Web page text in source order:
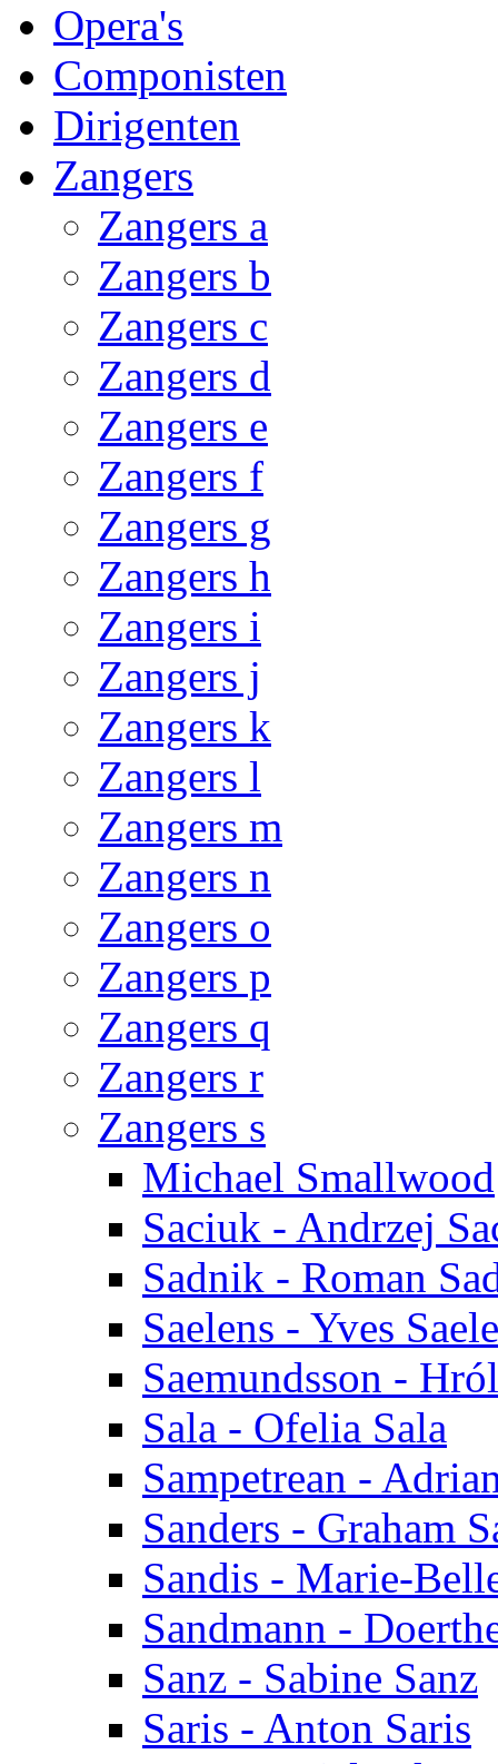
Opera's
Componisten
Dirigenten
Zangers
Zangers a
Zangers b
Zangers c
Zangers d
Zangers e
Zangers f
Zangers g
Zangers h
Zangers i
Zangers j
Zangers k
Zangers l
Zangers m
Zangers n
Zangers o
Zangers p
Zangers q
Zangers r
Zangers s
Michael Smallwood
Saciuk - Andrzej
Sadnik - Roman
Saelens - Yves
Saemundsson -
Sala - Ofelia Sala
Sampetrean -
Sanders - Graham
Sandis - Marie-
Sandmann -
Sanz - Sabine Sanz
Saris - Anton Saris